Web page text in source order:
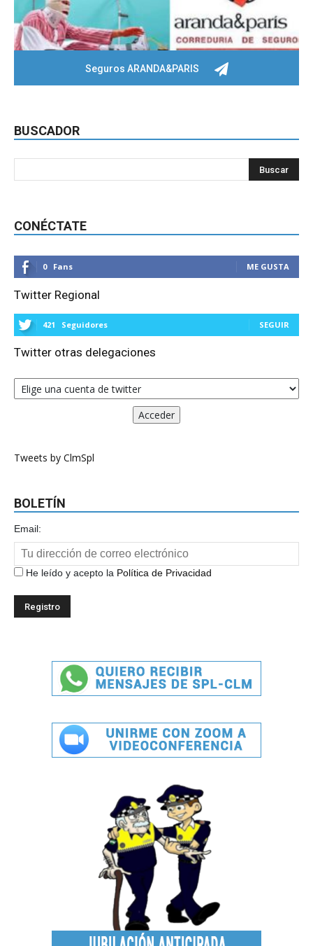
Seguros ARANDA&PARIS
BUSCADOR
CONÉCTATE
0 Fans ME GUSTA
Twitter Regional
421 Seguidores SEGUIR
Twitter otras delegaciones
Tweets by ClmSpl
BOLETÍN
Email:
He leído y acepto la Política de Privacidad